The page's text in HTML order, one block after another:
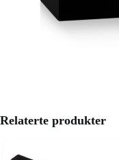
Relaterte produkter